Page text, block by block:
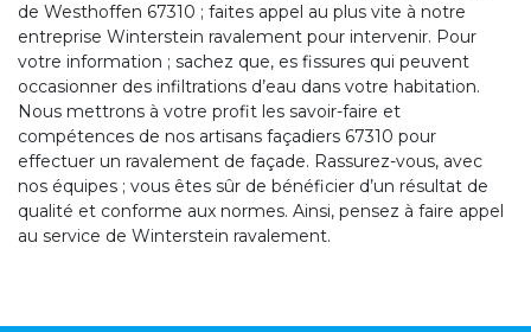
de Westhoffen 67310 ; faites appel au plus vite à notre
entreprise Winterstein ravalement pour intervenir. Pour
votre information ; sachez que, es fissures qui peuvent
occasionner des infiltrations d’eau dans votre habitation.
Nous mettrons à votre profit les savoir-faire et
compétences de nos artisans façadiers 67310 pour
effectuer un ravalement de façade. Rassurez-vous, avec
nos équipes ; vous êtes sûr de bénéficier d’un résultat de
qualité et conforme aux normes. Ainsi, pensez à faire appel
au service de Winterstein ravalement.